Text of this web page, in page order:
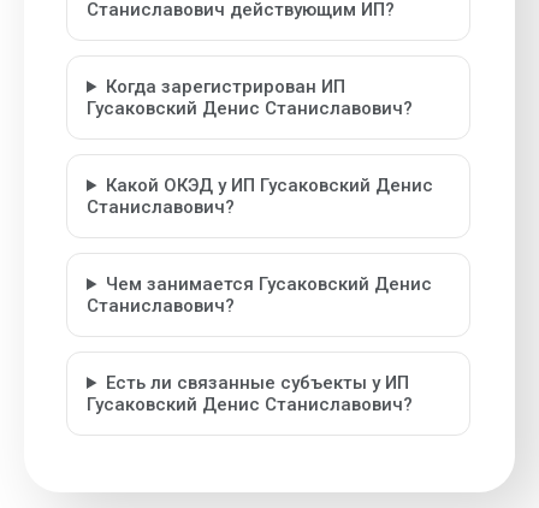
Станиславович действующим ИП?
Когда зарегистрирован ИП
Гусаковский Денис Станиславович?
Какой ОКЭД у ИП Гусаковский Денис
Станиславович?
Чем занимается Гусаковский Денис
Станиславович?
Есть ли связанные субъекты у ИП
Гусаковский Денис Станиславович?